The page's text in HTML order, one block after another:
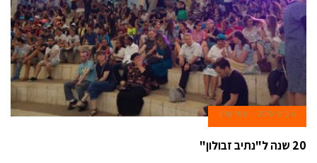
6 ביוני 2016 עמי שרון
20 שנה ל"נתיב זבולון"